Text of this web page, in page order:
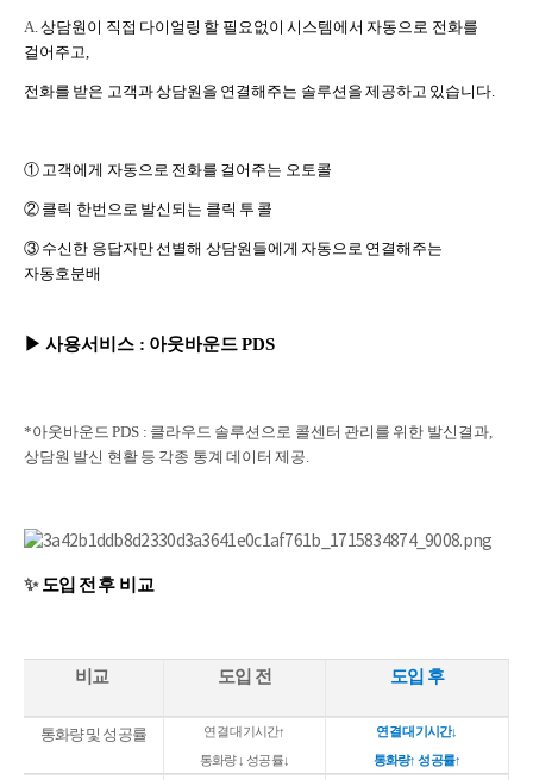
A.상담원이 직접 다이얼링 할 필요없이 시스템에서 자동으로 전화를
걸어주고,
전화를 받은 고객과 상담원을 연결해주는 솔루션을 제공하고 있습니다.
① 고객에게 자동으로 전화를 걸어주는 오토콜
② 클릭 한번으로 발신되는 클릭 투 콜
③ 수신한 응답자만 선별해 상담원들에게 자동으로 연결해주는
자동호분배
▶사용서비스 : 아웃바운드 PDS
*아웃바운드 PDS : 클라우드 솔루션으로 콜센터 관리를 위한 발신결과,
상담원 발신 현활 등 각종 통계 데이터 제공.
✨도입 전 후 비교
비교 도입 전 도입 후
통화량 및 성공률 연결 대기시간↑
통화량 ↓ 성공률↓
연결 대기시간↓
통화량↑ 성공률↑